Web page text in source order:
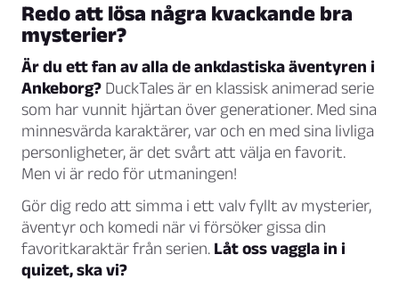
Redo att lösa några kvackande bra
mysterier?
Är du ett fan av alla de ankdastiska äventyren i
Ankeborg? DuckTales är en klassisk animerad serie
som har vunnit hjärtan över generationer. Med sina
minnesvärda karaktärer, var och en med sina livliga
personligheter, är det svårt att välja en favorit.
Men vi är redo för utmaningen!
Gör dig redo att simma i ett valv fyllt av mysterier,
äventyr och komedi när vi försöker gissa din
favoritkaraktär från serien. Låt oss vaggla in i
quizet, ska vi?